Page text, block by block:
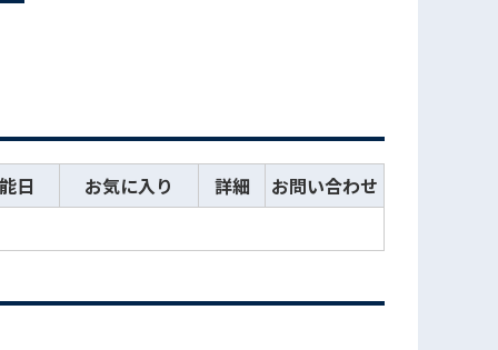
日 お気に入り 詳細
お問い合わせ